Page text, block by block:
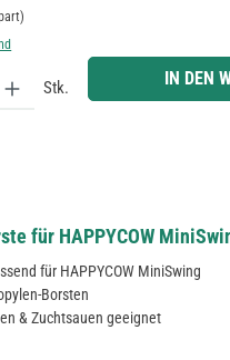
Preis:
den gewünschten Wert ein oder
Stk. IN DEN
für HAPPYCOW
für HAPPYCOW MiniSwing
Borsten
& Zuchtsauen geeignet